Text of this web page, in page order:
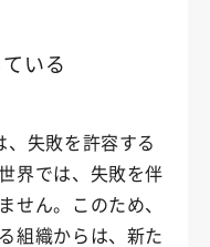
いる
失敗を許容する
界では、失敗を伴
せん。このため、
組織からは、新た